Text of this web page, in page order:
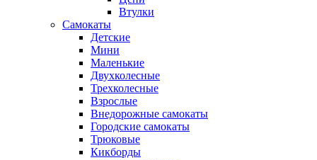
Втулки
Самокаты
Детские
Мини
Маленькие
Двухколесные
Трехколесные
Взрослые
Внедорожные самокаты
Городские самокаты
Трюковые
Кикборды